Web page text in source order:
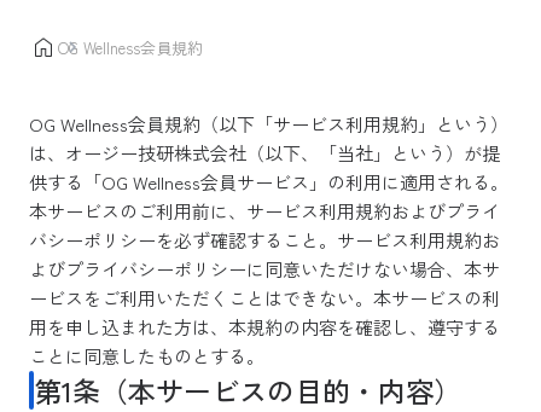
OG Wellness会員規約
OG Wellness会員規約（以下「サービス利用規約」という）
は、オージー技研株式会社（以下、「当社」という）が提
供する「OG Wellness会員サービス」の利用に適用される。
本サービスのご利用前に、サービス利用規約およびプライ
バシーポリシーを必ず確認すること。サービス利用規約お
よびプライバシーポリシーに同意いただけない場合、本サ
ービスをご利用いただくことはできない。本サービスの利
用を申し込まれた方は、本規約の内容を確認し、遵守する
ことに同意したものとする。
第1条（本サービスの目的・内容）